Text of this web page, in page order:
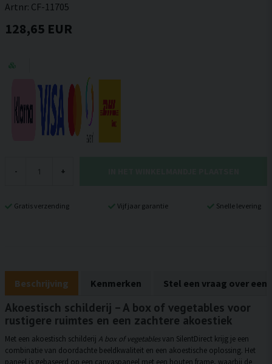
Artnr: CF-11705
128,65 EUR
- +
Gratis verzending Vijf jaar garantie Snelle levering
Beschrijving Kenmerken Stel een vraag over een
Akoestisch schilderij – A box of vegetables voor
rustigere ruimtes en een zachtere akoestiek
Met een akoestisch schilderij A box of vegetablesvan SilentDirect krijg je een
combinatie van doordachte beeldkwaliteit en een akoestische oplossing. Het
paneel is gebaseerd op een canvaspaneel met een houten frame, waarbij de